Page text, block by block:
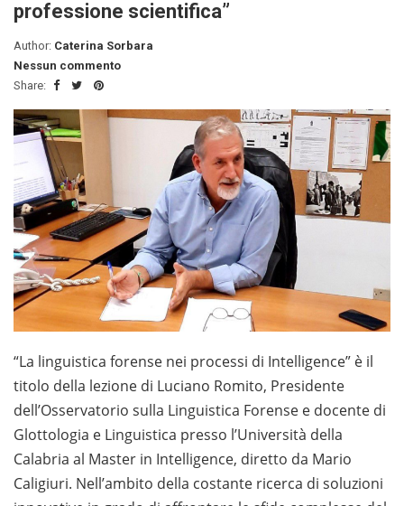
professione scientifica”
Author: Caterina Sorbara
Nessun commento
Share:
“La linguistica forense nei processi di Intelligence” è il
titolo della lezione di Luciano Romito, Presidente
dell’Osservatorio sulla Linguistica Forense e docente di
Glottologia e Linguistica presso l’Università della
Calabria al Master in Intelligence, diretto da Mario
Caligiuri. Nell’ambito della costante ricerca di soluzioni